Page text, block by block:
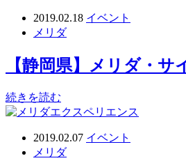
2019.02.18 イベント
メリダ
【静岡県】メリダ・
続きを読む
2019.02.07 イベント
メリダ